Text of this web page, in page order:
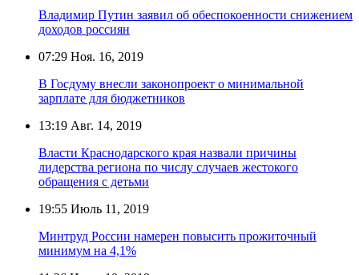
Владимир Путин заявил об обеспокоенности снижением
доходов россиян
07:29 Ноя. 16, 2019
В Госдуму внесли законопроект о минимальной
зарплате для бюджетников
13:19 Авг. 14, 2019
Власти Краснодарского края назвали причины
лидерства региона по числу случаев жестокого
обращения с детьми
19:55 Июль 11, 2019
Минтруд России намерен повысить прожиточный
минимум на 4,1%